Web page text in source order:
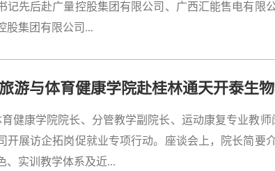
记先后赴广量控股集团有限公司、广西汇能售电有限
股集团有限公司...
健康学院院长、分管教学副院长、运动康复专业教
开展访企拓岗促就业专项行动。座谈会上，院长简要
、实训教学体系及近...